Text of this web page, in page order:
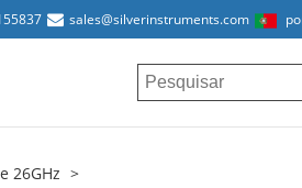
sales@silverinstruments.com
26GHz